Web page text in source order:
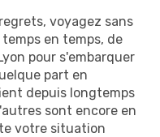
voyagez sans
en temps, de
pour s'embarquer
part en
depuis longtemps
sont encore en
votre situation